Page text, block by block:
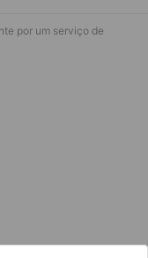
login
por um serviço de